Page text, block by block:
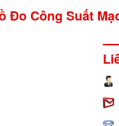
Đo Công Suất